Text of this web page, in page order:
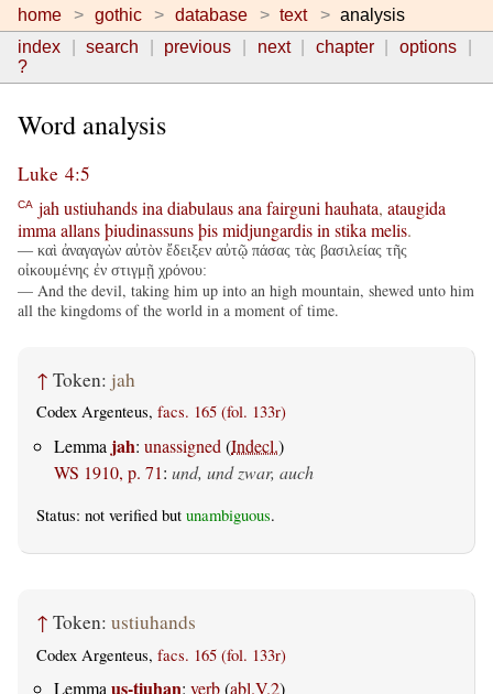
home gothic database text
analysis
index
search previous next chapter
options
?
Word analysis
Luke 4:5
CA jah ustiuhandsina diabulausana fairguni hauhata, ataugida
imma allansþiudinassunsþismidjungardisin stika melis.
— καὶ ἀναγαγὼν αὐτὸν ἔδειξεν αὐτῷ πάσας τὰς βασιλείας τῆς
οἰκουμένης ἐν στιγμῇ χρόνου:
— And the devil, taking him up into an high mountain, shewed unto him
all the kingdoms of the world in a moment of time.
↑ Token: jah
Codex Argenteus, facs. 165 (fol. 133r)
Lemma jah: unassigned (Indecl.)
WS 1910, p. 71: und, und zwar, auch
Status: not verified but unambiguous.
↑ Token: ustiuhands
Codex Argenteus, facs. 165 (fol. 133r)
Lemma us-tiuhan: verb(abl.V.2)